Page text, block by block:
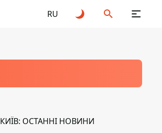
RU
КИЇВ: ОСТАННІ НОВИНИ